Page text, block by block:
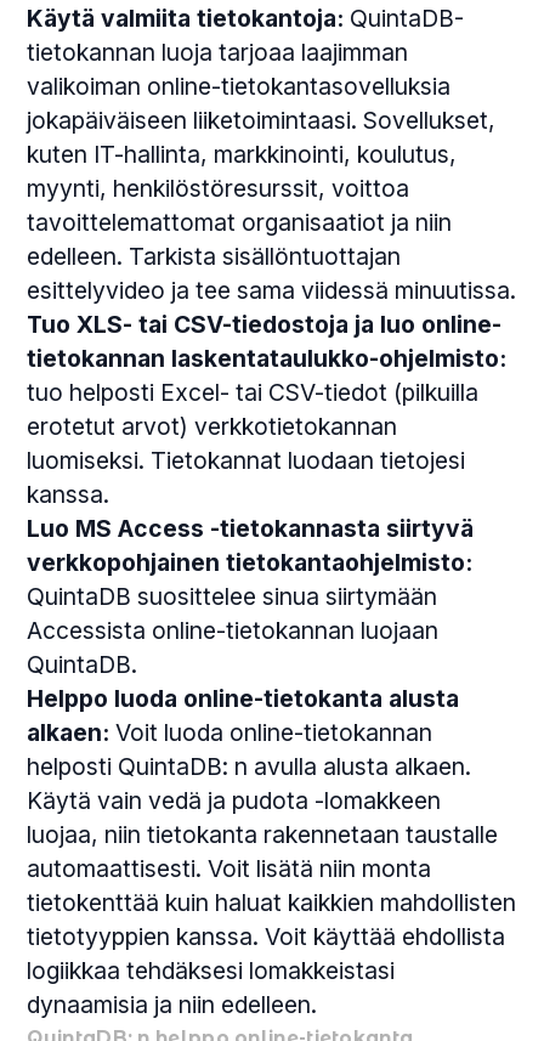
Käytä valmiita tietokantoja: QuintaDB-
tietokannan luoja tarjoaa laajimman
valikoiman online-tietokantasovelluksia
jokapäiväiseen liiketoimintaasi. Sovellukset,
kuten IT-hallinta, markkinointi, koulutus,
myynti, henkilöstöresurssit, voittoa
tavoittelemattomat organisaatiot ja niin
edelleen. Tarkista sisällöntuottajan
esittelyvideo ja tee sama viidessä minuutissa.
Tuo XLS- tai CSV-tiedostoja ja luo online-
tietokannan laskentataulukko-ohjelmisto:
tuo helposti Excel- tai CSV-tiedot (pilkuilla
erotetut arvot) verkkotietokannan
luomiseksi. Tietokannat luodaan tietojesi
kanssa.
Luo MS Access -tietokannasta siirtyvä
verkkopohjainen tietokantaohjelmisto:
QuintaDB suosittelee sinua siirtymään
Accessista online-tietokannan luojaan
QuintaDB.
Helppo luoda online-tietokanta alusta
alkaen:Voit luoda online-tietokannan
helposti QuintaDB: n avulla alusta alkaen.
Käytä vain vedä ja pudota -lomakkeen
luojaa, niin tietokanta rakennetaan taustalle
automaattisesti. Voit lisätä niin monta
tietokenttää kuin haluat kaikkien mahdollisten
tietotyyppien kanssa. Voit käyttää ehdollista
logiikkaa tehdäksesi lomakkeistasi
dynaamisia ja niin edelleen.